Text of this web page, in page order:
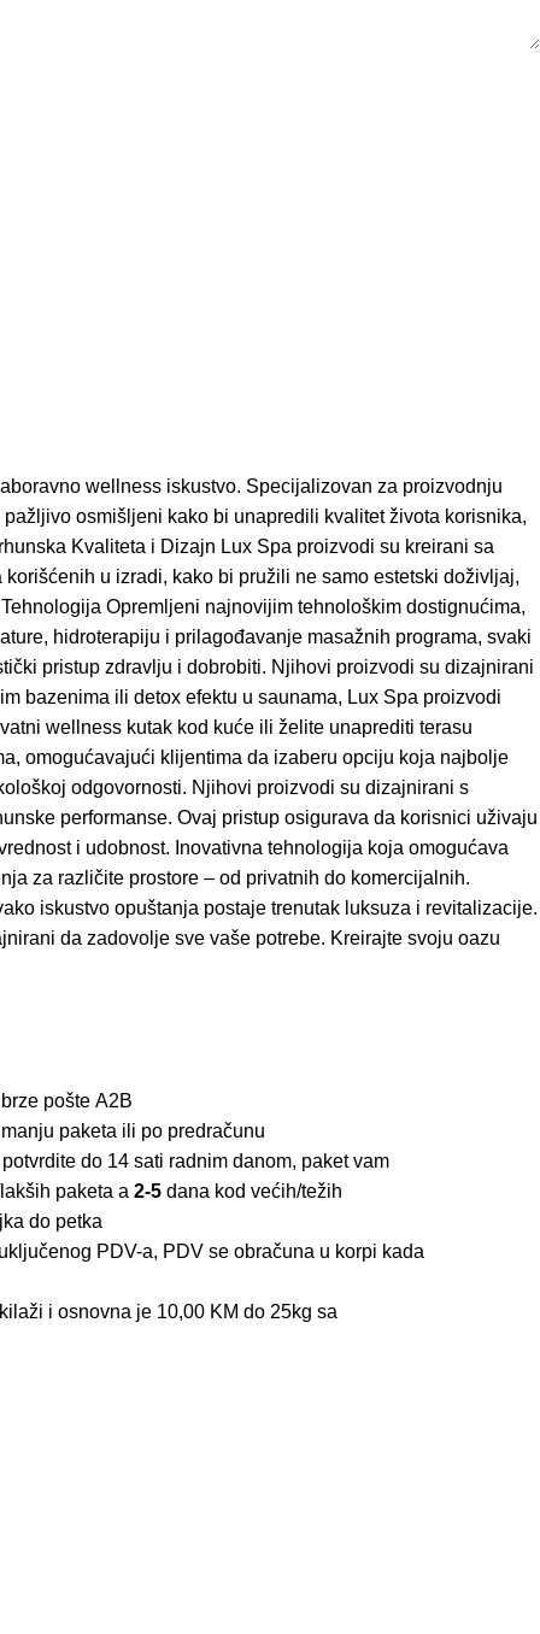
wellness iskustvo. Specijalizovan za proizvodnju
osmišljeni kako bi unapredili kvalitet života korisnika,
Kvaliteta i Dizajn Lux Spa proizvodi su kreirani sa
u izradi, kako bi pružili ne samo estetski doživljaj,
Opremljeni najnovijim tehnološkim dostignućima,
hidroterapiju i prilagođavanje masažnih programa, svaki
pristup zdravlju i dobrobiti. Njihovi proizvodi su dizajnirani
bazenima ili detox efektu u saunama, Lux Spa proizvodi
wellness kutak kod kuće ili želite unaprediti terasu
omogućavajući klijentima da izaberu opciju koja najbolje
odgovornosti. Njihovi proizvodi su dizajnirani s
performanse. Ovaj pristup osigurava da korisnici uživaju
i udobnost. Inovativna tehnologija koja omogućava
za različite prostore – od privatnih do komercijalnih.
iskustvo opuštanja postaje trenutak luksuza i revitalizacije.
da zadovolje sve vaše potrebe. Kreirajte svoju oazu
pošte A2B
paketa ili po predračunu
do 14 sati radnim danom, paket vam
paketa a 2-5 dana kod većih/težih
do petka
PDV-a, PDV se obračuna u korpi kada
i osnovna je 10,00 KM do 25kg sa